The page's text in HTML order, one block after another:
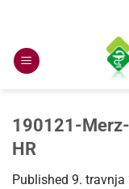
content
190121-
HR
Published 9. travnja